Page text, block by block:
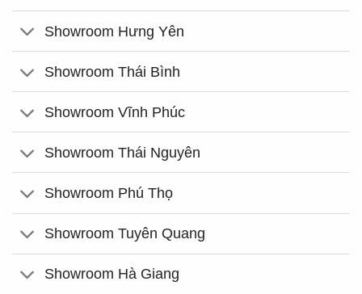
Showroom Hưng Yên
Showroom Thái Bình
Showroom Vĩnh Phúc
Showroom Thái Nguyên
Showroom Phú Thọ
Showroom Tuyên Quang
Showroom Hà Giang